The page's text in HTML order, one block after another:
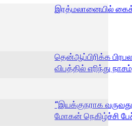
இரத்மலானையில்
தென்ஆப்பிரிக்க
விபத்தில் எரிந்து
“இயக்குநராக
மோகன் நெகிழ்ச்சி